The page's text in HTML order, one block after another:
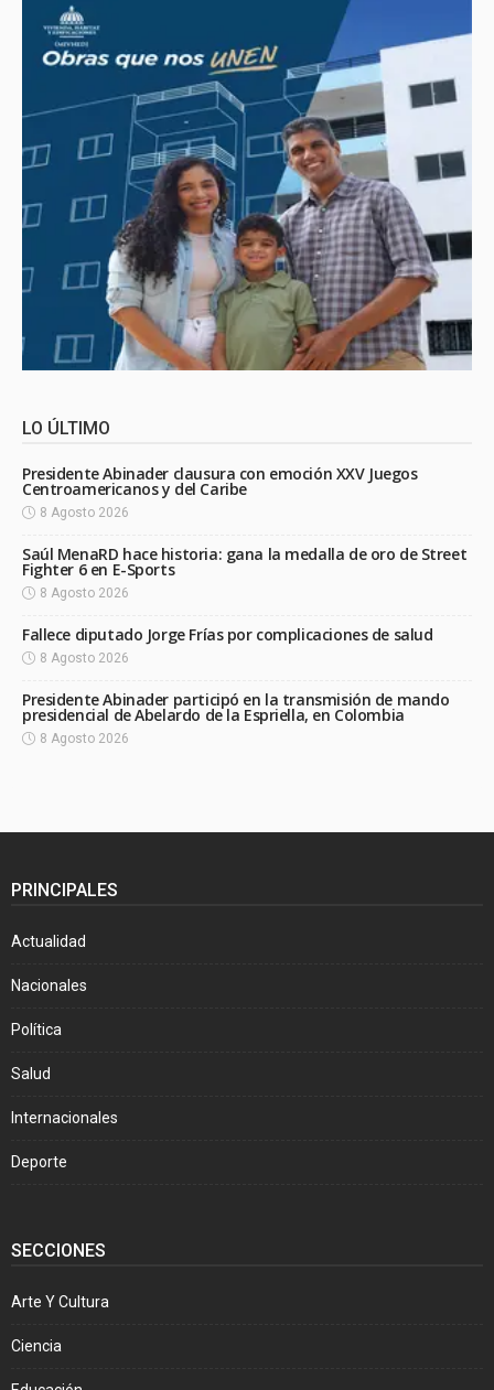
LO ÚLTIMO
Presidente Abinader clausura con emoción XXV Juegos
Centroamericanos y del Caribe
8 Agosto 2026
Saúl MenaRD hace historia: gana la medalla de oro de Street
Fighter 6 en E-Sports
8 Agosto 2026
Fallece diputado Jorge Frías por complicaciones de salud
8 Agosto 2026
Presidente Abinader participó en la transmisión de mando
presidencial de Abelardo de la Espriella, en Colombia
8 Agosto 2026
PRINCIPALES
Actualidad
Nacionales
Política
Salud
Internacionales
Deporte
SECCIONES
Arte Y Cultura
Ciencia